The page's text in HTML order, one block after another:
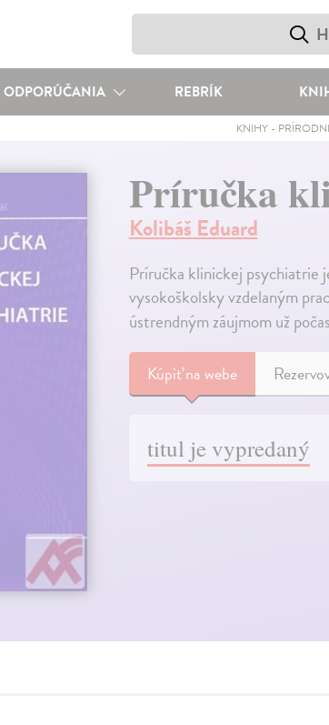
ODPORÚČANIA REBRÍK
KNIHY -
Príručka
Kolibáš Eduard
Príručka klinickej psychiatrie
vysokoškolsky vzdelaným
ústrendným záujmom už
Kúpiťna webe
titul je vypredaný